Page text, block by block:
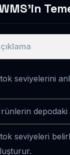
seviyelerini
depodaki
seviyeleri